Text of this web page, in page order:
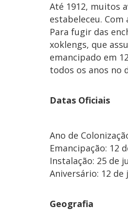
Até 1912, muitos
estabeleceu.
Para fugir das
xoklengs, que
emancipado em
todos os anos no
Datas Oficiais
Ano de
Emancipação: 12
Instalação: 25 de
Aniversário: 12 de
Geografia